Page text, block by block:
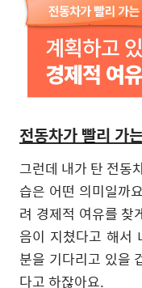
전동차가 빨리 가
그런데 내가 탄 전동
습은 어떤 의미일까요
려 경제적 여유를 찾
음이 지쳤다고 해서
분을 기다리고 있을
다고 하잖아요.